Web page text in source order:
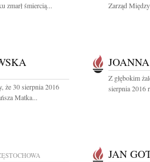
zmarł śmiercią...
Zarząd
że 30 sierpnia 2016
Matka...
Z głębokim
sierpnia 2016
JAN